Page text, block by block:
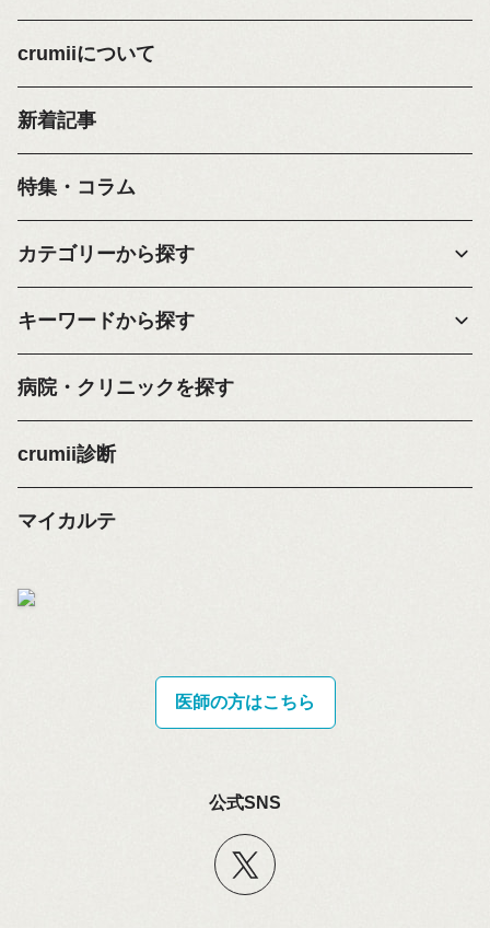
crumiiについて
新着記事
特集・コラム
カテゴリーから探す
キーワードから探す
病院・クリニックを探す
crumii診断
マイカルテ
医師の方はこちら
公式SNS